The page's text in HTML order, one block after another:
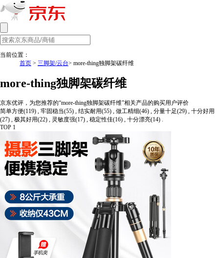
当前位置：
首页 > 三脚架/云台> more-thing独脚架碳纤维
more-thing独脚架碳纤维
京东优评，为您推荐的“more-thing独脚架碳纤维”相关产品的购买用户评价
简单方便(119) , 牢固稳当(55) , 结实耐用(55) , 做工精细(46) , 分量十足(29) , 十分好用
(27) , 极其好用(22) , 灵敏度强(17) , 稳定性佳(16) , 十分漂亮(14) .
TOP 1